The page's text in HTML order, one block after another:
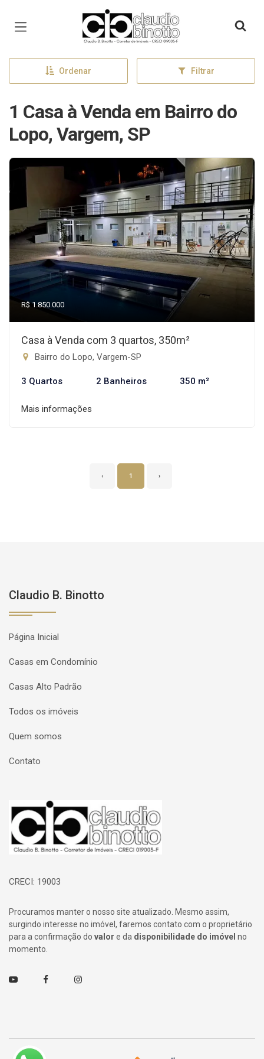
Página inicial
Ordenar Filtrar
1 Casa à Venda em Bairro do
Lopo, Vargem, SP
R$ 1.850.000
Casa à Venda com 3 quartos, 350m²
Bairro do Lopo, Vargem-SP
3 Quartos 2 Banheiros 350 m²
Mais informações
‹ 1 ›
Claudio B. Binotto
Página Inicial
Casas em Condomínio
Casas Alto Padrão
Todos os imóveis
Quem somos
Contato
Página inicial
CRECI: 19003
Procuramos manter o nosso site atualizado. Mesmo assim,
surgindo interesse no imóvel, faremos contato com o proprietário
para a confirmação do valor e da disponibilidade do imóvel no
momento.
Youtube FacebookInstagram